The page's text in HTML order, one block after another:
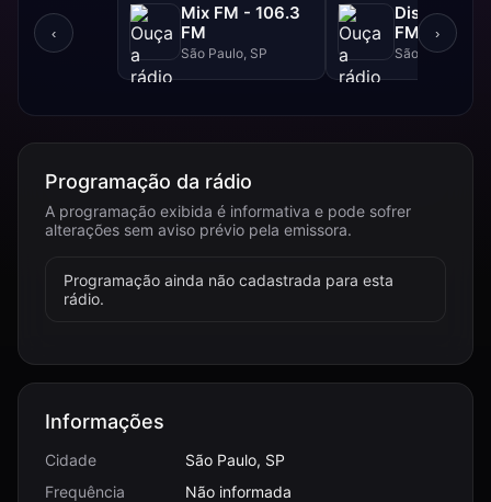
‹
Mix FM - 106.3
FM
São Paulo, SP
Disney -
FM
São Paulo, SP
›
Programação da rádio
A programação exibida é informativa e pode sofrer
alterações sem aviso prévio pela emissora.
Programação ainda não cadastrada para esta
rádio.
Informações
Cidade
São Paulo, SP
Frequência
Não informada